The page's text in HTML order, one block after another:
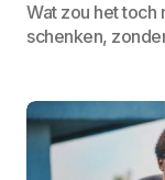
Wat zou het toch
schenken,